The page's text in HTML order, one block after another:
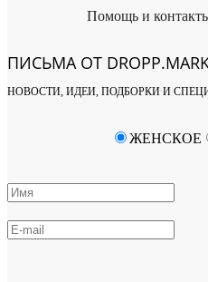
Помощь и
ПИСЬМА ОТ
НОВОСТИ, ИДЕИ, ПОДБОРКИ И
ЖЕНСКОЕ